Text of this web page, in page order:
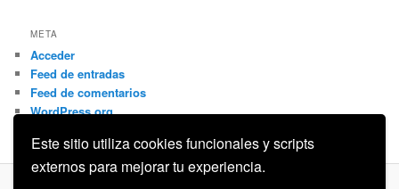
Este sitio utiliza cookies funcionales y scripts
externos para mejorar tu experiencia.
META
Acceder
Feed de entradas
Feed de comentarios
WordPress.org